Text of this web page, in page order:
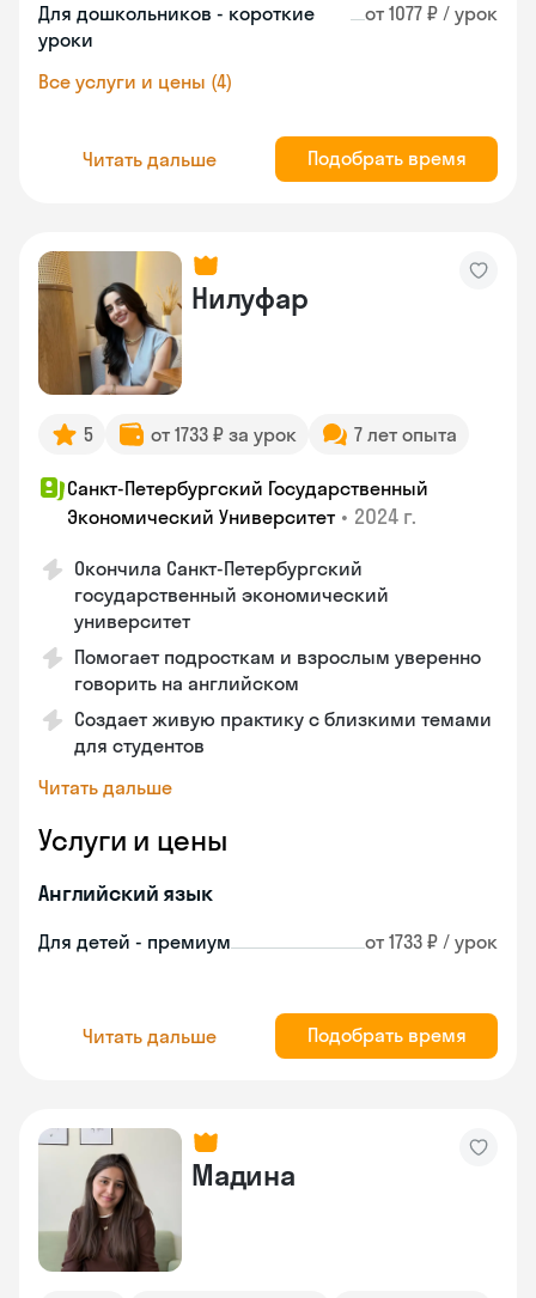
Для дошкольников - короткие
уроки
от 1077 ₽ / урок
Все услуги и цены (4)
Читать дальше Подобрать время
Нилуфар
5 от 1733 ₽ за урок 7 лет опыта
Санкт-Петербургский Государственный
Экономический Университет • 2024 г.
Окончила Санкт-Петербургский
государственный экономический
университет
Помогает подросткам и взрослым уверенно
говорить на английском
Создает живую практику с близкими темами
для студентов
Читать дальше
Услуги и цены
Английский язык
Для детей - премиум от 1733 ₽ / урок
Читать дальше Подобрать время
Мадина